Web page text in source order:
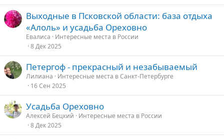
е
Выходные в Псковской области: база отдыха
«Алоль» и усадьба Ореховно
Евалиса
Интересные места в России
8 Дек 2025
Петергоф - прекрасный и незабываемый
Лилиана
Интересные места в Санкт-Петербурге
16 Сен 2025
Усадьба Ореховно
Алексей Бецкий
Интересные места в России
8 Дек 2025